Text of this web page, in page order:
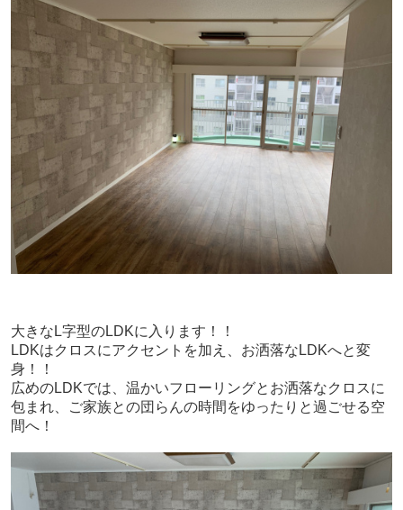
大きなL字型のLDKに入ります！！
LDKはクロスにアクセントを加え、お洒落なLDKへと変
身！！
広めのLDKでは、温かいフローリングとお洒落なクロスに
包まれ、ご家族との団らんの時間をゆったりと過ごせる空
間へ！